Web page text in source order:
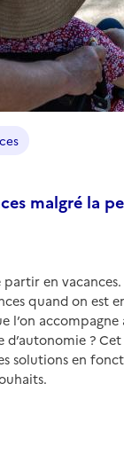
malgré la
partir en
quand on est
l’on
d’autonomie ?
solutions en